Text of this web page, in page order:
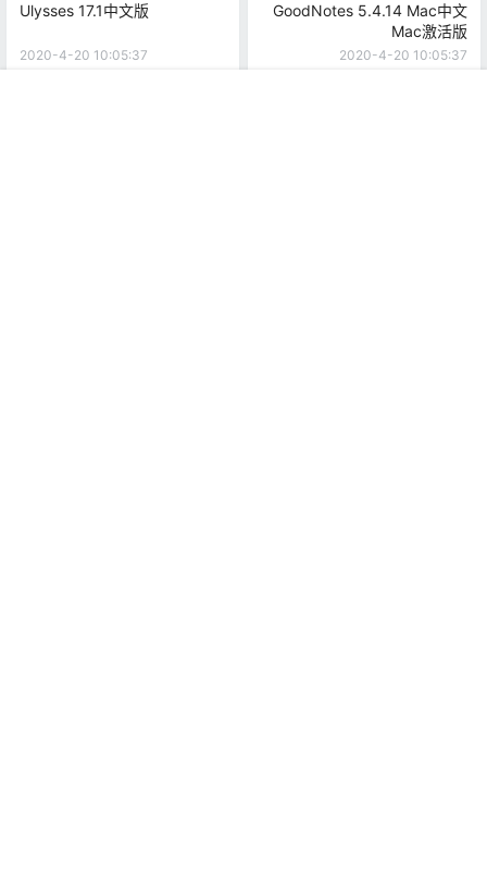
Ulysses 17.1中文版
2020-4-20 10:05:37
GoodNotes 5.4.14 Mac中文
Mac激活版
2020-4-20 10:05:37